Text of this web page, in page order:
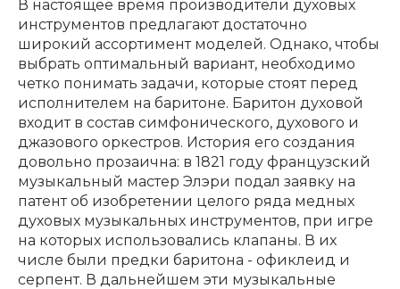
Клавишные Сувениры, подарки
Аренда
В настоящее время производители духовых
инструментов предлагают достаточно
широкий ассортимент моделей. Однако, чтобы
выбрать оптимальный вариант, необходимо
четко понимать задачи, которые стоят перед
исполнителем на баритоне. Баритон духовой
входит в состав симфонического, духового и
джазового оркестров. История его создания
довольно прозаична: в 1821 году французский
музыкальный мастер Элэри подал заявку на
патент об изобретении целого ряда медных
духовых музыкальных инструментов, при игре
на которых использовались клапаны. В их
числе были предки баритона - офиклеид и
серпент. В дальнейшем эти музыкальные